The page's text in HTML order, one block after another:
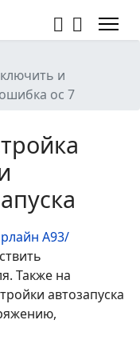
и
ос 7
А93/
Также на
автозапуска